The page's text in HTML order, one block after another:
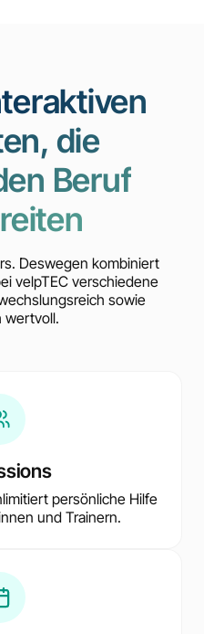
die
Beruf
Deswegen kombiniert
velpTEC verschiedene
sowie
wertvoll.
persönliche Hilfe
und Trainern.